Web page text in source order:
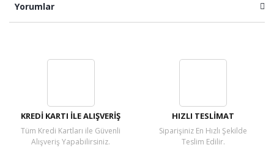
Yorumlar
KREDİ KARTI İLE ALIŞVERİŞ
Tüm Kredi Kartları ile Güvenli
Alışveriş Yapabilirsiniz.
HIZLI TESLİMAT
Siparişiniz En Hızlı Şekilde
Teslim Edilir.